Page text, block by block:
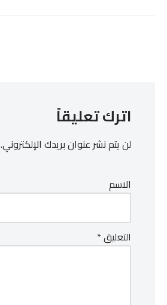
اترك تعليقاً
لن يتم نشر عنوان بريدك الإلكتروني.
الاسم
التعليق*